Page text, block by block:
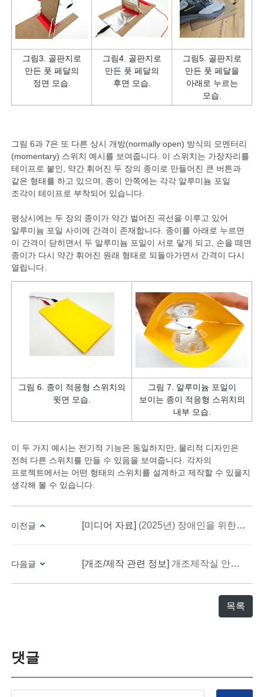
그림3. 골판지로
만든 풋 페달의
정면 모습.
그림4. 골판지로
만든 풋 페달의
후면 모습.
그림5. 골판지로
만든 풋 페달을
아래로 누르는
모습.
그림 6과 7은 또 다른 상시 개방(normally open) 방식의 모멘터리
(momentary) 스위치 예시를 보여줍니다. 이 스위치는 가장자리를
테이프로 붙인, 약간 휘어진 두 장의 종이로 만들어진 큰 버튼과
같은 형태를 하고 있으며, 종이 안쪽에는 각각 알루미늄 포일
조각이 테이프로 부착되어 있습니다.
평상시에는 두 장의 종이가 약간 벌어진 곡선을 이루고 있어
알루미늄 포일 사이에 간격이 존재합니다. 종이를 아래로 누르면
이 간격이 닫히면서 두 알루미늄 포일이 서로 닿게 되고, 손을 떼면
종이가 다시 약간 휘어진 원래 형태로 되돌아가면서 간격이 다시
열립니다.
그림 6. 종이 적응형 스위치의
윗면 모습.
그림 7. 알루미늄 포일이
보이는 종이 적응형 스위치의
내부 모습.
이 두 가지 예시는 전기적 기능은 동일하지만, 물리적 디자인은
전혀 다른 스위치를 만들 수 있음을 보여줍니다. 각자의
프로젝트에서는 어떤 형태의 스위치를 설계하고 제작할 수 있을지
생각해 볼 수 있습니다.
이전글 [미디어 자료] (2025년) 장애인을 위한 이스라엘 보조 기술
다음글 [개조/제작 관련 정보] 개조제작실 안전관리 요령
목록
댓글